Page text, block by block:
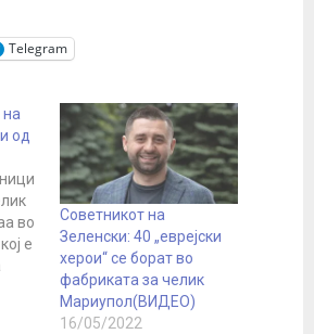
Telegram
на
од
во
е
се
Советникот на
Зеленски: 40 „еврејски
херои“ се борат во
фабриката за челик
Мариупол(ВИДЕО)
16/05/2022